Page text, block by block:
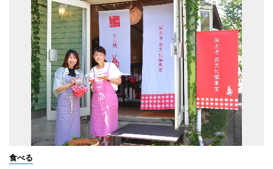
食べる